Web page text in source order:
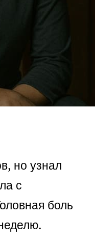
но узнал
с
боль